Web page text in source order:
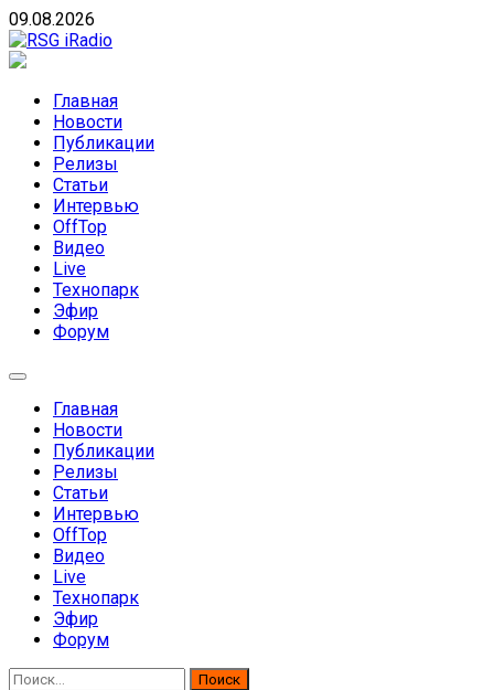
Skip
to
content
09.08.2026
направлений без возрастных ограничений
Главная
Новости
Публикации
Релизы
Статьи
Интервью
OffTop
Видео
Live
Технопарк
Эфир
Форум
Главная
Новости
Публикации
Релизы
Статьи
Интервью
OffTop
Видео
Live
Технопарк
Эфир
Форум
Найти: